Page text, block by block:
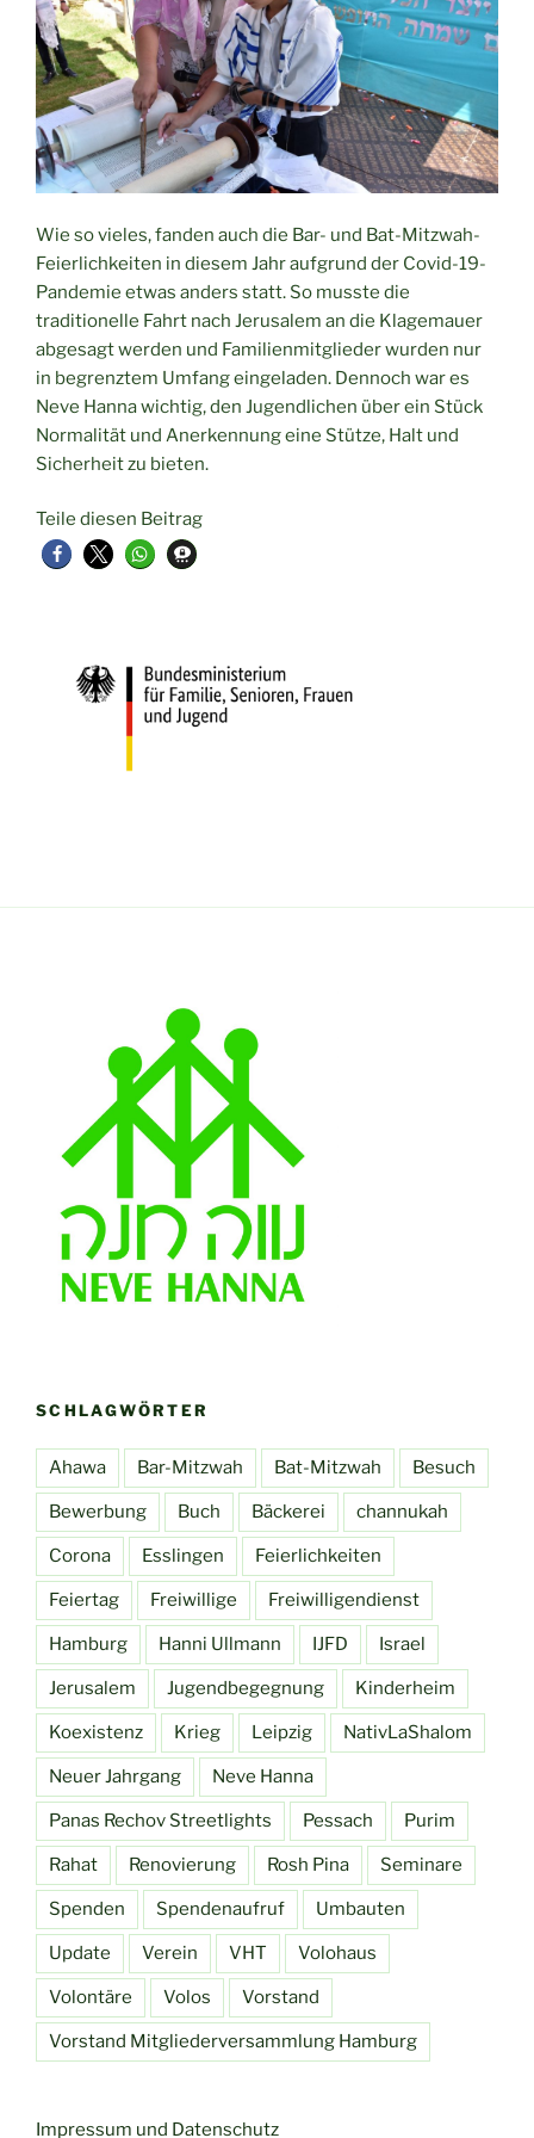
Wie so vieles, fanden auch die Bar- und Bat-Mitzwah-
Feierlichkeiten in diesem Jahr aufgrund der Covid-19-
Pandemie etwas anders statt. So musste die
traditionelle Fahrt nach Jerusalem an die Klagemauer
abgesagt werden und Familienmitglieder wurden nur
in begrenztem Umfang eingeladen. Dennoch war es
Neve Hanna wichtig, den Jugendlichen über ein Stück
Normalität und Anerkennung eine Stütze, Halt und
Sicherheit zu bieten.
Teile diesen Beitrag
SCHLAGWÖRTER
Ahawa Bar-Mitzwah Bat-Mitzwah Besuch
Bewerbung Buch Bäckerei channukah
Corona Esslingen Feierlichkeiten
Feiertag Freiwillige Freiwilligendienst
Hamburg Hanni Ullmann IJFD Israel
Jerusalem Jugendbegegnung Kinderheim
Koexistenz Krieg Leipzig NativLaShalom
Neuer Jahrgang Neve Hanna
Panas Rechov Streetlights Pessach Purim
Rahat Renovierung Rosh Pina Seminare
Spenden Spendenaufruf Umbauten
Update Verein VHT Volohaus
Volontäre Volos Vorstand
Vorstand Mitgliederversammlung Hamburg
Impressum und Datenschutz